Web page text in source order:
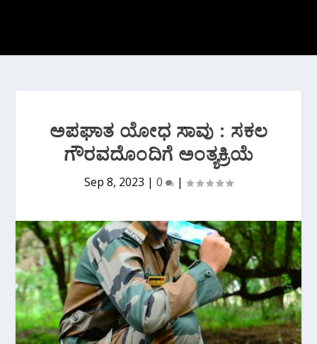
ಅಪಘಾತ ಯೋಧ ಸಾವು : ಸಕಲ
ಗೌರವದೊಂದಿಗೆ ಅಂತ್ಯಕ್ರಿಯೆ
Sep 8, 2023 | 0 |